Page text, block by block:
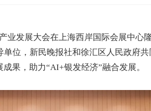
业发展大会在上海西岸国际会展中心
位，新民晚报社和徐汇区人民政府
成果，助力“AI+银发经济”融合发展。